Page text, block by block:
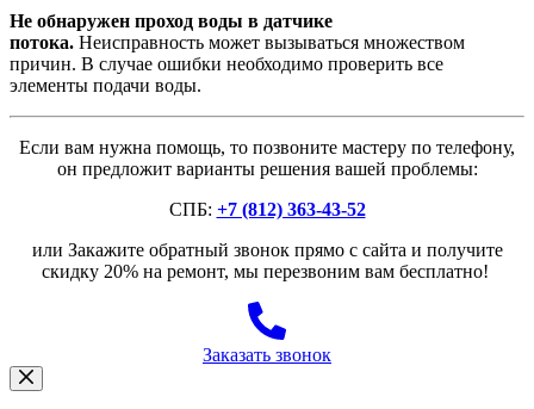
Не обнаружен проход воды в датчике
потока. Неисправность может вызываться множеством
причин. В случае ошибки необходимо проверить все
элементы подачи воды.
Если вам нужна помощь, то позвоните мастеру по телефону,
он предложит варианты решения вашей проблемы:
СПБ: +7 (812) 363-43-52
или Закажите обратный звонок прямо с сайта и получите
скидку 20% на ремонт, мы перезвоним вам бесплатно!
Заказать звонок